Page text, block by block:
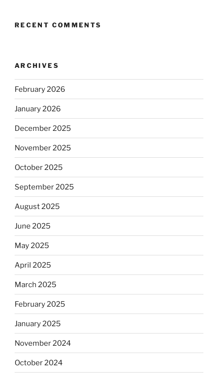
RECENT COMMENTS
ARCHIVES
February 2026
January 2026
December 2025
November 2025
October 2025
September 2025
August 2025
June 2025
May 2025
April 2025
March 2025
February 2025
January 2025
November 2024
October 2024